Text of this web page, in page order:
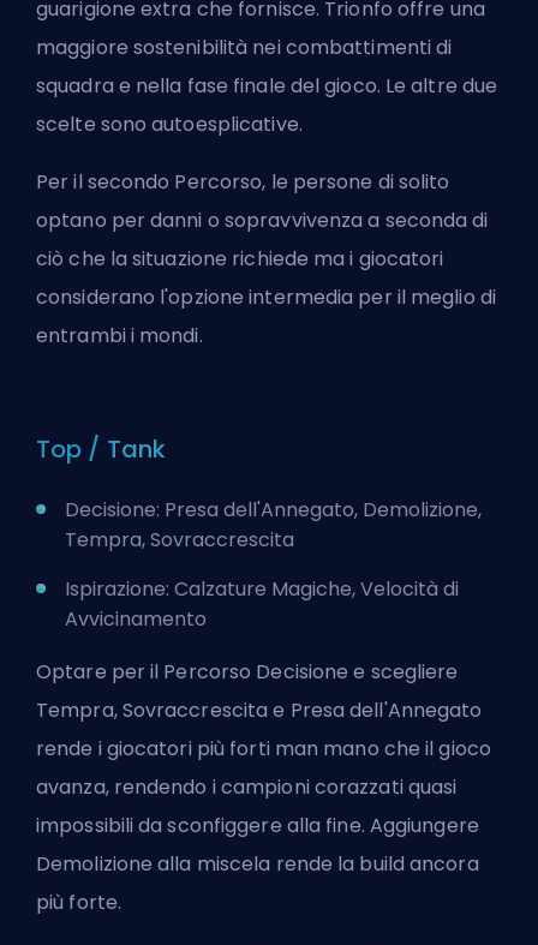
guarigione extra che fornisce. Trionfo offre una
maggiore sostenibilità nei combattimenti di
squadra e nella fase finale del gioco. Le altre due
scelte sono autoesplicative.
Per il secondo Percorso, le persone di solito
optano per danni o sopravvivenza a seconda di
ciò che la situazione richiede ma i giocatori
considerano l'opzione intermedia per il meglio di
entrambi i mondi.
Top / Tank
Decisione: Presa dell'Annegato, Demolizione,
Tempra, Sovraccrescita
Ispirazione: Calzature Magiche, Velocità di
Avvicinamento
Optare per il Percorso Decisione e scegliere
Tempra, Sovraccrescita e Presa dell'Annegato
rende i giocatori più forti man mano che il gioco
avanza, rendendo i campioni corazzati quasi
impossibili da sconfiggere alla fine. Aggiungere
Demolizione alla miscela rende la build ancora
più forte.